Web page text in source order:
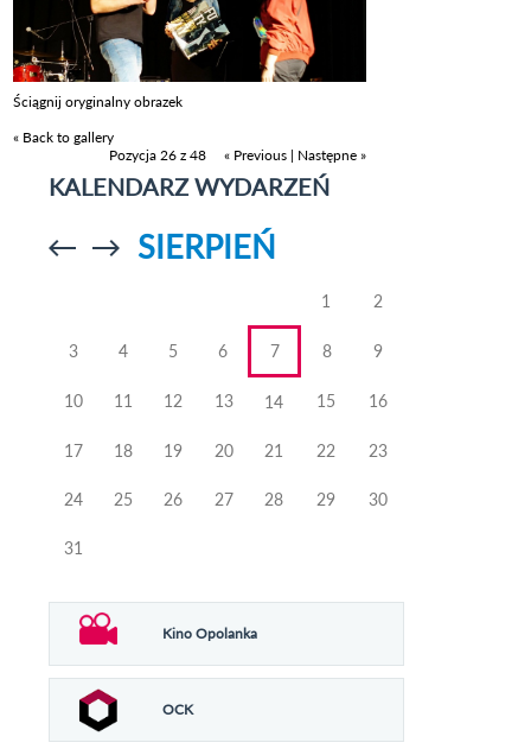
Ściągnij oryginalny obrazek
« Back to gallery
Pozycja 26 z 48
« Previous | Następne »
KALENDARZ WYDARZEŃ
Przejdź doPrzejdź do
SIERPIEŃ
1 2
3 4 5 6 7 8 9
10 11 12 13 14 15 16
17 18 19 20 21 22 23
24 25 26 27 28 29 30
31
Kino Opolanka
OCK